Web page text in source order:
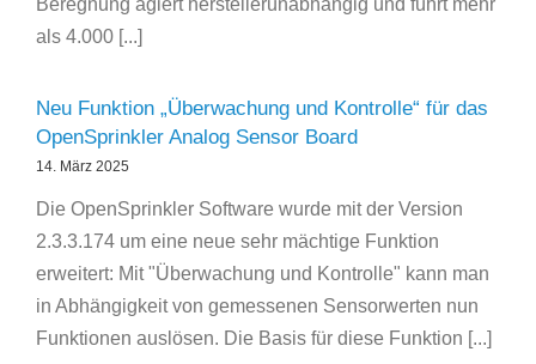
Beregnung agiert herstellerunabhängig und führt mehr
als 4.000 [...]
Neu Funktion „Überwachung und Kontrolle“ für das
OpenSprinkler Analog Sensor Board
14. März 2025
Die OpenSprinkler Software wurde mit der Version
2.3.3.174 um eine neue sehr mächtige Funktion
erweitert: Mit "Überwachung und Kontrolle" kann man
in Abhängigkeit von gemessenen Sensorwerten nun
Funktionen auslösen. Die Basis für diese Funktion [...]